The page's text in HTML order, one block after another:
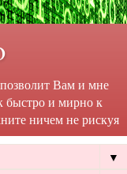
Вам и мне
быстро и мирно к
ничем не рискуя
▼